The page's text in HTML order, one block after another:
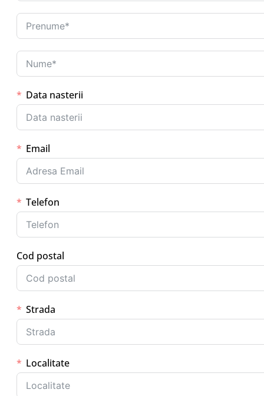
Data nasterii
Email
Telefon
Cod postal
Strada
Localitate